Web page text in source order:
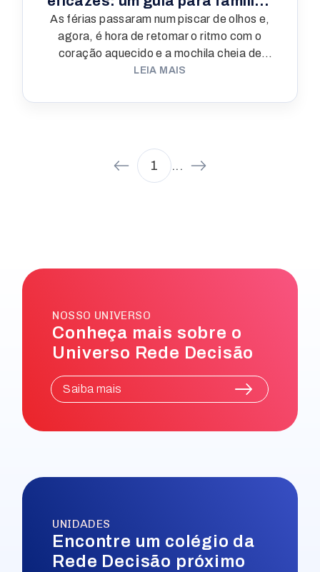
modernas
As férias passaram num piscar de olhos e,
agora, é hora de retomar o ritmo com o
coração aquecido e a mochila cheia de
novas possibilidades. A volta às aulas pode
planejamento e boas práticas, esse
acredita que a educação vai além da sala
de aula, ela acontece no cuidado diário,
autonomia. Este guia prático é pensado
para pais e responsáveis que buscam
estratégias eficazes para apoiar seus
filhos, utilizando insights da
neuropsicopedagogia e as melhores
práticas para um aprendizado significativo.
LEIA MAIS
1 ...
NOSSO UNIVERSO
Conheça mais sobre o
Universo Rede Decisão
Saiba mais
UNIDADES
Encontre um colégio da
Rede Decisão próximo